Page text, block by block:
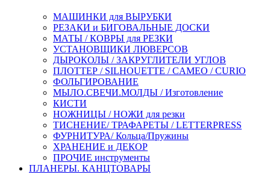
МАШИНКИ для ВЫРУБКИ
РЕЗАКИ и БИГОВАЛЬНЫЕ ДОСКИ
МАТЫ / КОВРЫ для РЕЗКИ
УСТАНОВЩИКИ ЛЮВЕРСОВ
ДЫРОКОЛЫ / ЗАКРУГЛИТЕЛИ УГЛОВ
ПЛОТТЕР / SILHOUETTE / CAMEO / CURIO
ФОЛЬГИРОВАНИЕ
МЫЛО.СВЕЧИ.МОЛДЫ / Изготовление
КИСТИ
НОЖНИЦЫ / НОЖИ для резки
ТИСНЕНИЕ/ ТРАФАРЕТЫ / LETTERPRESS
ФУРНИТУРА/ Кольца/Пружины
ХРАНЕНИЕ и ДЕКОР
ПРОЧИЕ инструменты
ПЛАНЕРЫ. КАНЦТОВАРЫ